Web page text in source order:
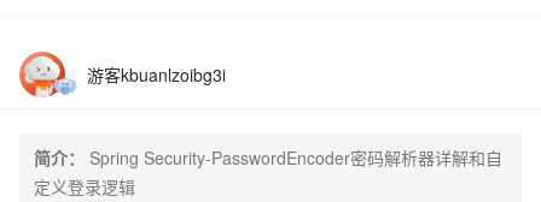
游客kbuanlzoibg3i
简介：
Spring Security-PasswordEncoder密码解析器详解和自
定义登录逻辑